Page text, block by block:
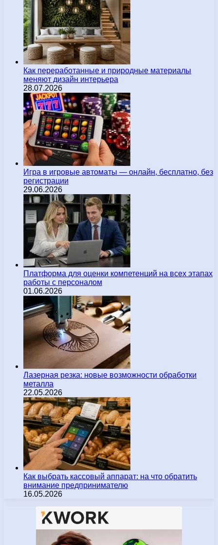
Как переработанные и природные материалы
меняют дизайн интерьера
28.07.2026
Игра в игровые автоматы — онлайн, бесплатно, без
регистрации
29.06.2026
Платформа для оценки компетенций на всех этапах
работы с персоналом
01.06.2026
Лазерная резка: новые возможности обработки
металла
22.05.2026
Как выбрать кассовый аппарат: на что обратить
внимание предпринимателю
16.05.2026